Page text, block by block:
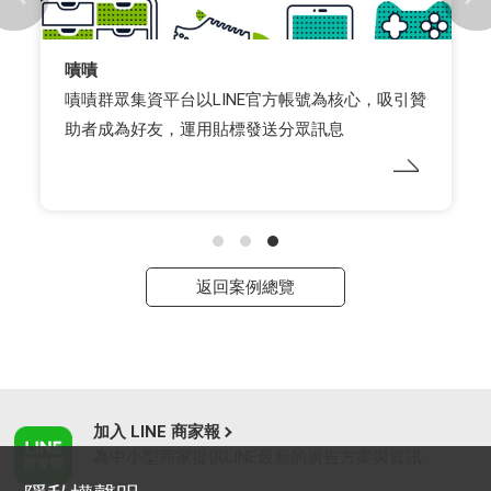
嘖嘖
嘖嘖群眾集資平台以LINE官方帳號為核心，吸引贊
助者成為好友，運用貼標發送分眾訊息
返回案例總覽
加入 LINE 商家報